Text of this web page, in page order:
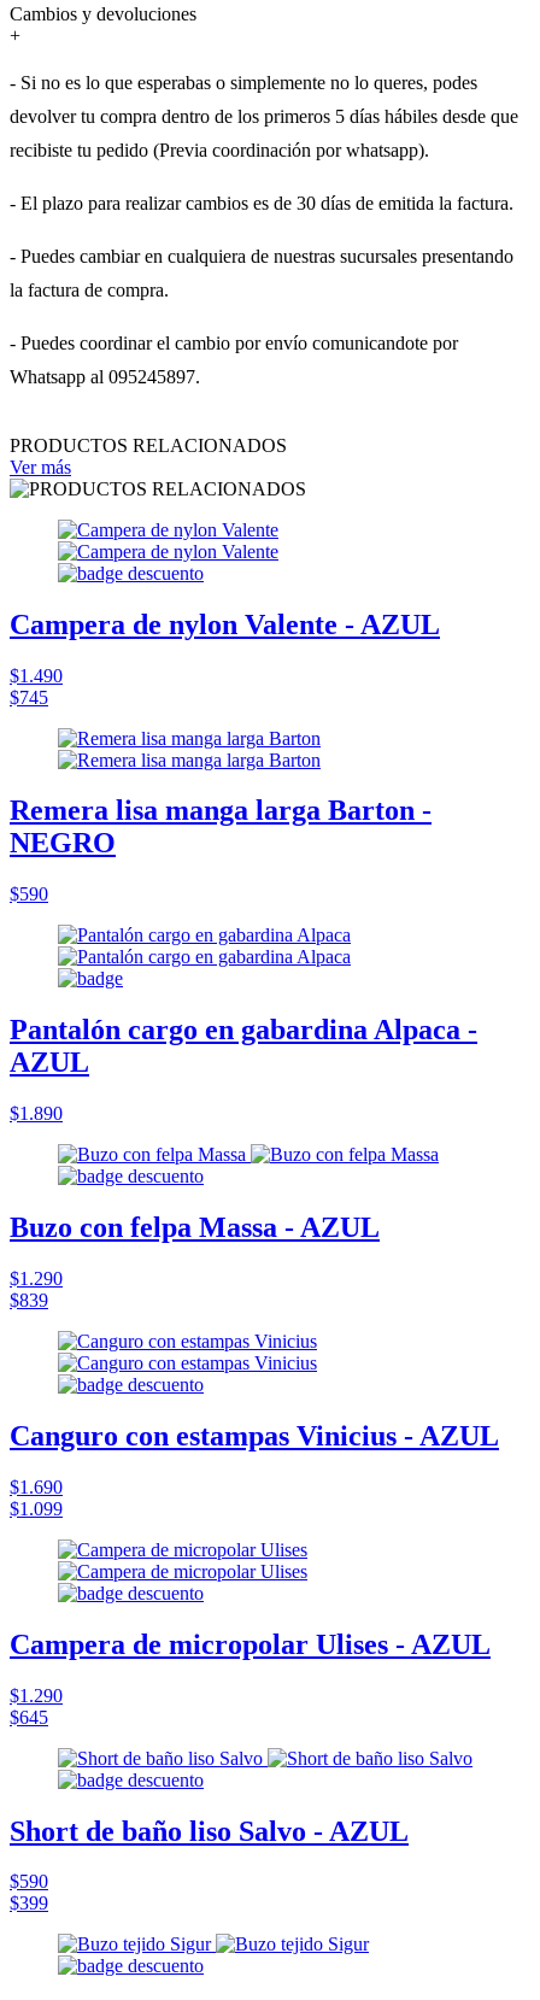
Cambios y devoluciones
+
- Si no es lo que esperabas o simplemente no lo queres, podes
devolver tu compra dentro de los primeros 5 días hábiles desde que
recibiste tu pedido (Previa coordinación por whatsapp).
- El plazo para realizar cambios es de 30 días de emitida la factura.
- Puedes cambiar en cualquiera de nuestras sucursales presentando
la factura de compra.
- Puedes coordinar el cambio por envío comunicandote por
Whatsapp al 095245897.
PRODUCTOS RELACIONADOS
Ver más
Campera de nylon Valente - AZUL
$1.490
$745
Remera lisa manga larga Barton -
NEGRO
$590
Pantalón cargo en gabardina Alpaca -
AZUL
$1.890
Buzo con felpa Massa - AZUL
$1.290
$839
Canguro con estampas Vinicius - AZUL
$1.690
$1.099
Campera de micropolar Ulises - AZUL
$1.290
$645
Short de baño liso Salvo - AZUL
$590
$399